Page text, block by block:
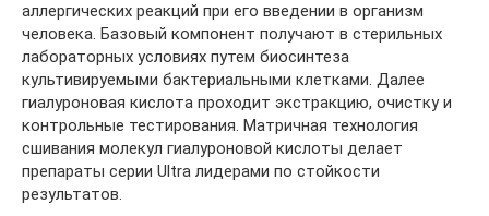
аллергических реакций при его введении в организм
человека. Базовый компонент получают в стерильных
лабораторных условиях путем биосинтеза
культивируемыми бактериальными клетками. Далее
гиалуроновая кислота проходит экстракцию, очистку и
контрольные тестирования. Матричная технология
сшивания молекул гиалуроновой кислоты делает
препараты серии Ultra лидерами по стойкости
результатов.